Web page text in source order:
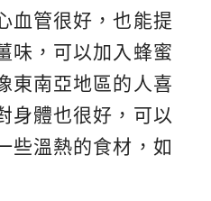
血管很好，也能提
味，可以加入蜂蜜
東南亞地區的人喜
身體也很好，可以
些溫熱的食材，如